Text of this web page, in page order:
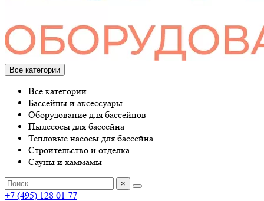
Все категории
Все категории
Бассейны и аксессуары
Оборудование для бассейнов
Пылесосы для бассейна
Тепловые насосы для бассейна
Строительство и отделка
Сауны и хаммамы
×
+7 (495) 128 01 77